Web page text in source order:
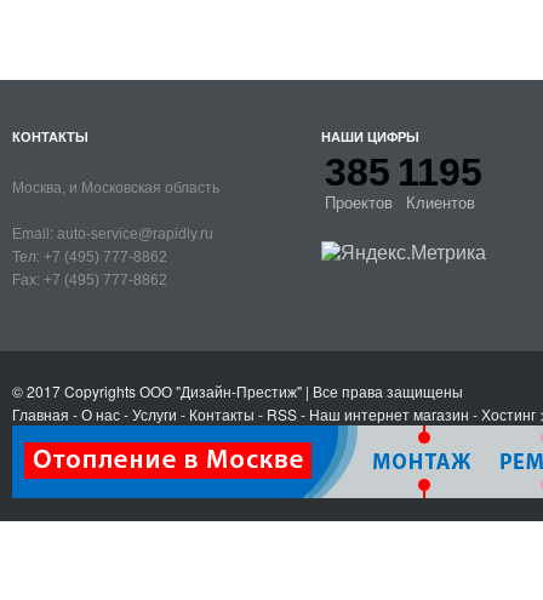
КОНТАКТЫ
Москва, и Московская область
Email: auto-service@rapidly.ru
Тел: +7 (495) 777-8862
Fax: +7 (495) 777-8862
НАШИ ЦИФРЫ
385
Проектов
1195
Клиентов
© 2017 CopyrightsООО "Дизайн-Престиж" | Все права защищены
Главная -О нас-Услуги - Контакты - RSS- Наш интернет магазин -Хостинг